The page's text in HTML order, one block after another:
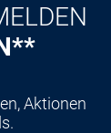
Aktionen